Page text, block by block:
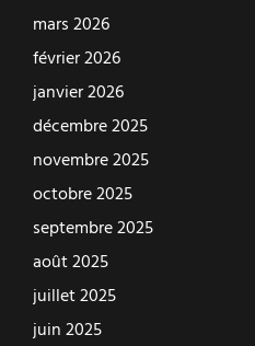
mars 2026
février 2026
janvier 2026
décembre 2025
novembre 2025
octobre 2025
septembre 2025
août 2025
juillet 2025
juin 2025